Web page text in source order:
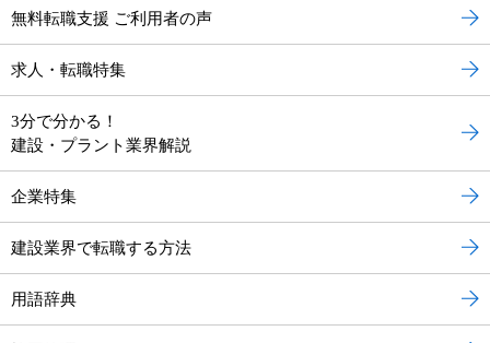
無料転職支援 ご利用者の声
求人・転職特集
3分で分かる！
建設・プラント業界解説
企業特集
建設業界で転職する方法
用語辞典